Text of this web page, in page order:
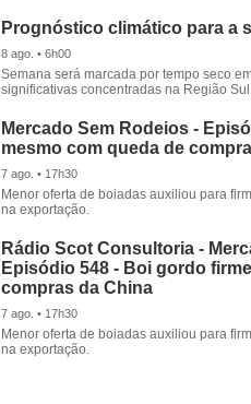
Prognóstico climático para a
8 ago. • 6h00
Semana será marcada por tempo seco
significativas concentradas na Região
Mercado Sem Rodeios -
mesmo com queda de
7 ago. • 17h30
Menor oferta de boiadas auxiliou para
na exportação.
Rádio Scot Consultoria -
Episódio 548 - Boi gordo
compras da China
7 ago. • 17h30
Menor oferta de boiadas auxiliou para
na exportação.